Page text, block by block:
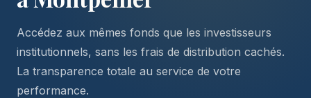
Accédez aux mêmes fonds que les investisseurs
institutionnels, sans les frais de distribution cachés.
La transparence totale au service de votre
performance.